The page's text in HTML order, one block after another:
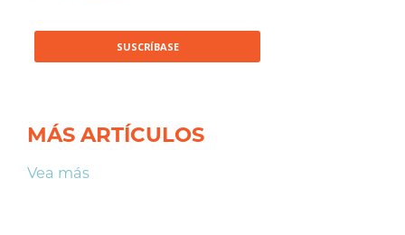
MÁS ARTÍCULOS
Vea más